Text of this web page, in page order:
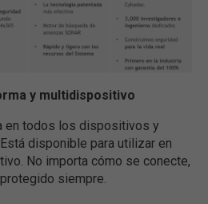
y multidispositivo
en todos los dispositivos y
disponible para utilizar en
No importa cómo se conecte,
siempre.